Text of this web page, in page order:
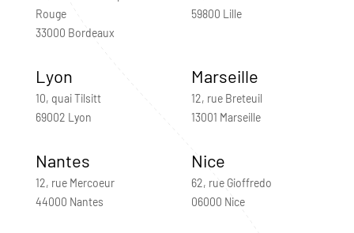
Rouge
33000 Bordeaux
59800 Lille
Lyon
10, quai Tilsitt
69002 Lyon
Marseille
12, rue Breteuil
13001 Marseille
Nantes
12, rue Mercoeur
44000 Nantes
Nice
62, rue Gioffredo
06000 Nice